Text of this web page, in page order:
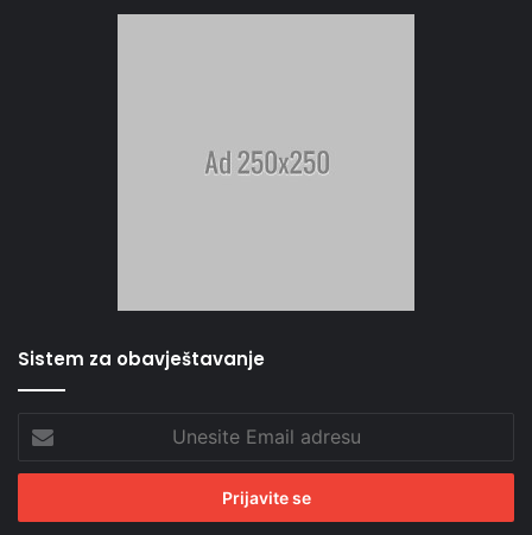
Sistem za obavještavanje
Unesite
Email
adresu